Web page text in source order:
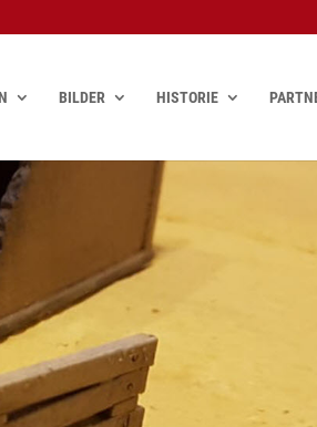
BILDER HISTORIE